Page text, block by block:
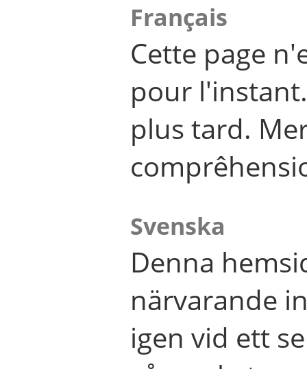
Français
Cette page
pour
plus tard.
Svenska
Denna
närvarande
igen vid ett